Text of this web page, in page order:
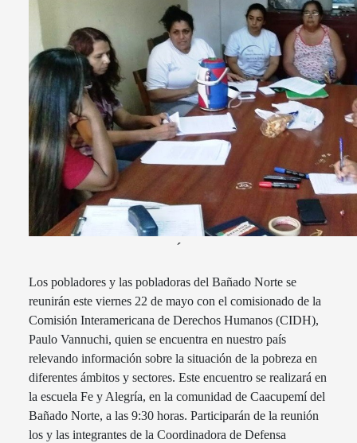
´
Los pobladores y las pobladoras del Bañado Norte se
reunirán este viernes 22 de mayo con el comisionado de la
Comisión Interamericana de Derechos Humanos (CIDH),
Paulo Vannuchi, quien se encuentra en nuestro país
relevando información sobre la situación de la pobreza en
diferentes ámbitos y sectores. Este encuentro se realizará en
la escuela Fe y Alegría, en la comunidad de Caacupemí del
Bañado Norte, a las 9:30 horas. Participarán de la reunión
los y las integrantes de la Coordinadora de Defensa